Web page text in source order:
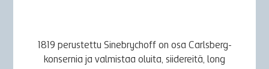
1819 perustettu Sinebrychoff on osa Carlsberg-
konsernia ja valmistaa oluita, siidereitä, long